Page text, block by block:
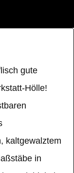
gute
Hölle!
kaltgewalztem
in